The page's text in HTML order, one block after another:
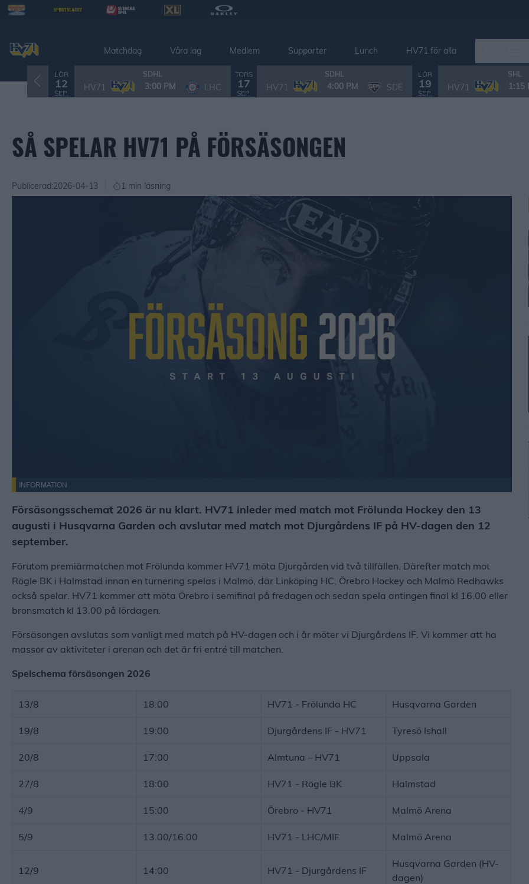
Matchdag Våra lag Medlem Supporter Lunch HV71 för alla
LÖR
12
SEP.
SDHL
HV71 3:00 PM LHC
TORS
17
SEP.
SDHL
HV71 4:00 PM SDE
LÖR
19
SEP.
SHL
HV71 1:15
SÅ SPELAR HV71 PÅ FÖRSÄSONGEN
Publicerad:2026-04-13 1 min läsning
INFORMATION
Försäsongsschemat 2026 är nu klart. HV71 inleder med match mot Frölunda Hockey den 13
augusti i Husqvarna Garden och avslutar med match mot Djurgårdens IF på HV-dagen den 12
september.
Förutom premiärmatchen mot Frölunda kommer HV71 möta Djurgården vid två tillfällen. Därefter match mot
Rögle BK i Halmstad innan en turnering spelas i Malmö, där Linköping HC, Örebro Hockey och Malmö Redhawks
också spelar. HV71 kommer att möta Örebro i semifinal på fredagen och sedan spela antingen final kl 16.00 eller
bronsmatch kl 13.00 på lördagen.
Försäsongen avslutas som vanligt med match på HV-dagen och i år möter vi Djurgårdens IF. Vi kommer att ha
massor av aktiviteter i arenan och det är fri entré till matchen.
Spelschema försäsongen 2026
13/8 18:00 HV71 - Frölunda HC Husqvarna Garden
19/8 19:00 Djurgårdens IF - HV71 Tyresö Ishall
20/8 17:00 Almtuna – HV71 Uppsala
27/8 18:00 HV71 - Rögle BK Halmstad
4/9 15:00 Örebro - HV71 Malmö Arena
5/9 13.00/16.00 HV71 - LHC/MIF Malmö Arena
12/9 14:00 HV71 - Djurgårdens IF
Husqvarna Garden (HV-
dagen)